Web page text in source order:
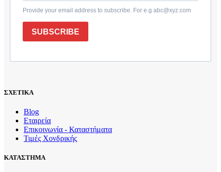
Provide your email address to subscribe. For e.g abc@xyz.com
SUBSCRIBE
ΣΧΕΤΙΚΑ
Blog
Εταιρεία
Επικοινωνία - Καταστήματα
Τιμές Χονδρικής
ΚΑΤΑΣΤΗΜΑ